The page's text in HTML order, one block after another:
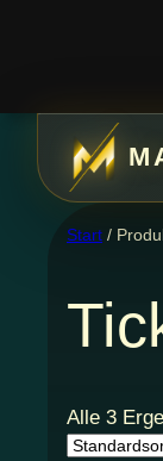
Start /
Alle 3